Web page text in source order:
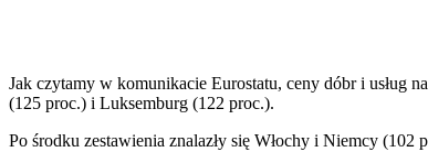
Finanse
Aktualności
Surowce
Jak czytamy w komunikacie Eurostatu, ceny dóbr i usług
(125 proc.) i Luksemburg (122 proc.).
Po środku zestawienia znalazły się Włochy i Niemcy